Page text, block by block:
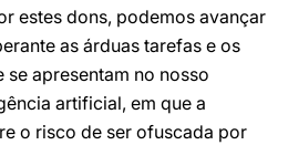
estes dons, podemos avançar
as árduas tarefas e os
apresentam no nosso
artificial, em que a
o risco de ser ofuscada por